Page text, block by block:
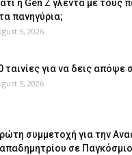
η Gen Z γλεντά με τους
πανηγύρια;
5, 2026
ταινίες για να δεις απόψε
5, 2026
συμμετοχή για την
σε